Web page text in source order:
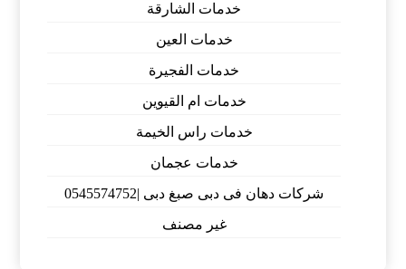
خدمات الشارقة
خدمات العين
خدمات الفجيرة
خدمات ام القيوين
خدمات راس الخيمة
خدمات عجمان
شركات دهان فى دبى صبغ دبى |0545574752
غير مصنف